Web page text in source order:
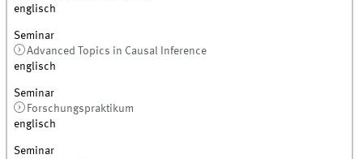
englisch
Seminar
Advanced Topics in Causal Inference
englisch
Seminar
Forschungspraktikum
englisch
Seminar